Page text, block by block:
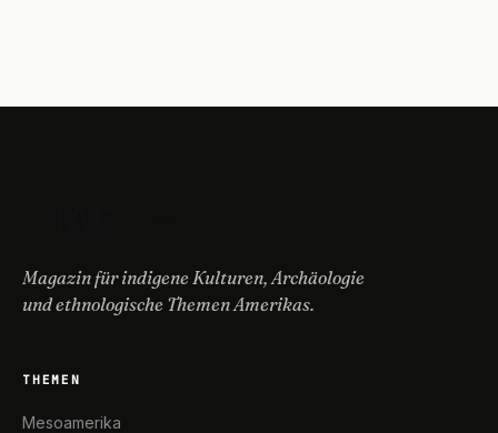
Magazin für indigene Kulturen, Archäologie
und ethnologische Themen Amerikas.
THEMEN
Mesoamerika